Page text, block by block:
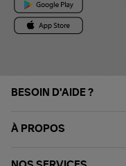
BESOIN D'AIDE ?
À PROPOS